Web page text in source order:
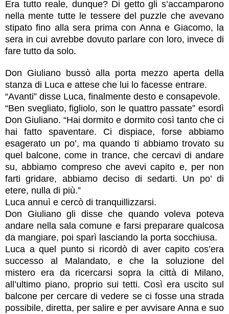
Era tutto reale, dunque? Di getto gli s’accamparono
nella mente tutte le tessere del puzzle che avevano
stipato fino alla sera prima con Anna e Giacomo, la
sera in cui avrebbe dovuto parlare con loro, invece di
fare tutto da solo.
Don Giuliano bussò alla porta mezzo aperta della
stanza di Luca e attese che lui lo facesse entrare.
“Avanti” disse Luca, finalmente desto e consapevole.
“Ben svegliato, figliolo, son le quattro passate” esordì
Don Giuliano. “Hai dormito e dormito così tanto che ci
hai fatto spaventare. Ci dispiace, forse abbiamo
esagerato un po’, ma quando ti abbiamo trovato su
quel balcone, come in trance, che cercavi di andare
su, abbiamo compreso che avevi capito e, per non
farti gridare, abbiamo deciso di sedarti. Un po’ di
etere, nulla di più.”
Luca annuì e cercò di tranquillizzarsi.
Don Giuliano gli disse che quando voleva poteva
andare nella sala comune e farsi preparare qualcosa
da mangiare, poi sparì lasciando la porta socchiusa.
Luca a quel punto si ricordò di aver capito cos’era
successo al Malandato, e che la soluzione del
mistero era da ricercarsi sopra la città di Milano,
all’ultimo piano, proprio sui tetti. Così era uscito sul
balcone per cercare di vedere se ci fosse una strada
possibile, diretta, per salire e per avvisare Anna e suo